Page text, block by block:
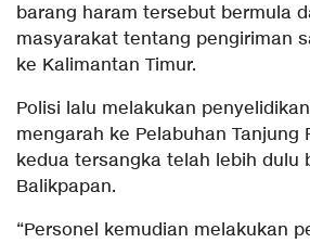
barang haram tersebut bermula
masyarakat tentang pengiriman
ke Kalimantan Timur.
Polisi lalu melakukan
mengarah ke Pelabuhan Tanjung
kedua tersangka telah lebih dulu
Balikpapan.
“Personel kemudian melakukan